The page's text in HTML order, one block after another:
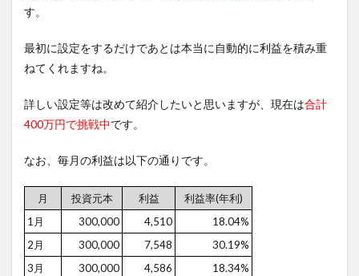
す。
最初に設定をするだけであとは本当に自動的に利益を積み重
ねてくれますね。
詳しい設定等は改めて紹介したいと思いますが、現在は合計
400万円で挑戦中です。
なお、毎月の利益は以下の通りです。
月 投資元本 利益
利益率(年利)
1月
300,000 4,510
18.04%
2月
300,000 7,548
30.19%
3月
300,000 4,586
18.34%